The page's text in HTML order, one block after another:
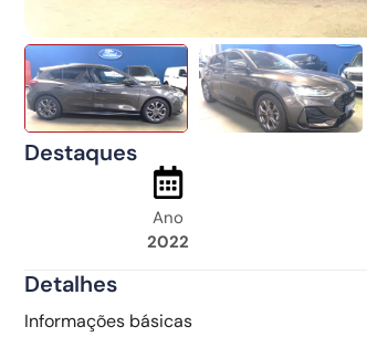
Destaques
Ano
2022
Detalhes
Informações básicas